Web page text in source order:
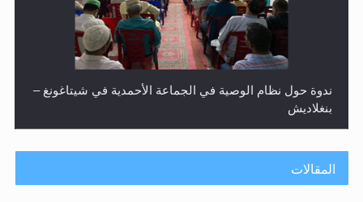
ندوة حول نظام الوصية في الجماعة الأحمدية في شيتاغونغ –
بنغلاديش
المقالات